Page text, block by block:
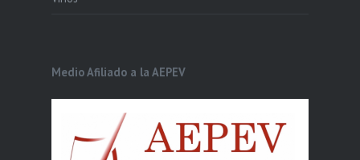
Medio Afiliado a la AEPEV